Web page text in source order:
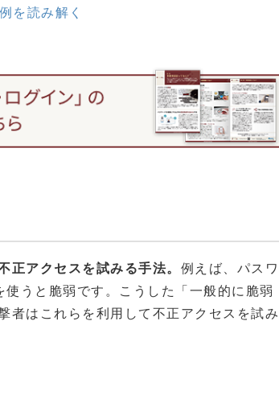
を読み解く
正アクセスを試みる手法。 例えば、パスワ
うと脆弱です。こうした「一般的に脆弱
者はこれらを利用して不正アクセスを試み